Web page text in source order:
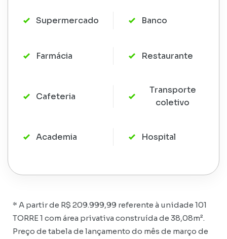
Supermercado Banco
Farmácia Restaurante
Cafeteria
Transporte
coletivo
Academia Hospital
* A partir de R$ 209.999,99 referente à unidade 101
TORRE 1 com área privativa construída de 38,08m².
Preço de tabela de lançamento do mês de março de